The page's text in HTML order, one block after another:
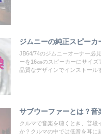
ジムニーの純正スピー
JB64/74のジムニーオーナー必
ーを16㎝のスピーカーにサイ
品質なデザインでインストール
サブウーファーとは？
クルマで音楽を聴くとき、普段
か？クルマの中では低音を耳に